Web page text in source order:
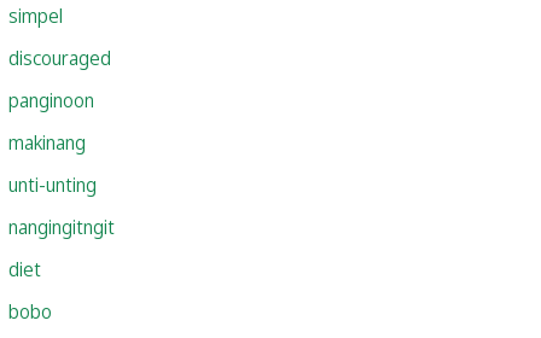
simpel
discouraged
panginoon
makinang
unti-unting
nangingitngit
diet
bobo